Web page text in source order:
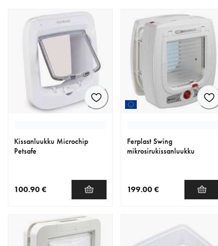
Kissanluukku Microchip
Petsafe
100.90 €
Ferplast Swing
mikrosirukissanluukku
199.00 €